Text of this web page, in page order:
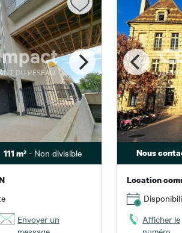
111 m² - Non divisible
Envoyer un
Nous
Location
Afficher le